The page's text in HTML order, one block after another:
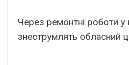
Через ремонтні роботи у
знеструмлять обласний